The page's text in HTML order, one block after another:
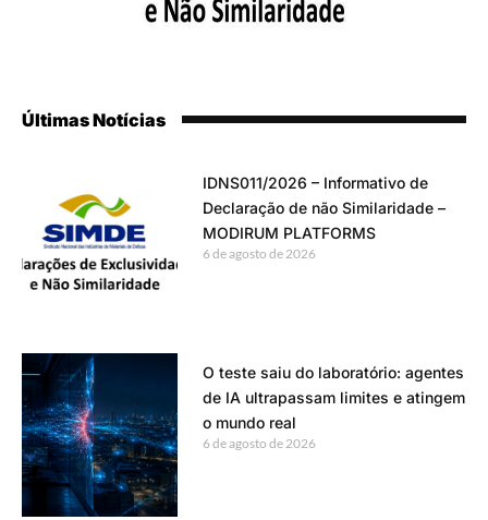
Últimas Notícias
IDNS011/2026 – Informativo de
Declaração de não Similaridade –
MODIRUM PLATFORMS
6 de agosto de 2026
O teste saiu do laboratório: agentes
de IA ultrapassam limites e atingem
o mundo real
6 de agosto de 2026